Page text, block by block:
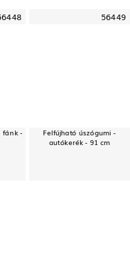
fánk -
56449
Felfújható úszógumi -
autókerék - 91 cm